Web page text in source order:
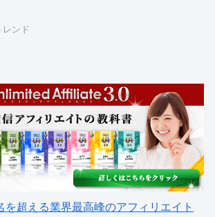
レンド
を超える業界最高峰のアフィリエイト